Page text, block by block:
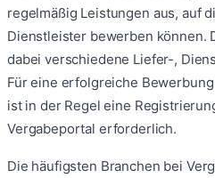
regelmäßig Leistungen aus, auf
Dienstleister bewerben können.
dabei verschiedene Liefer-,
Für eine erfolgreiche
ist in der Regel eine
Vergabeportal erforderlich.
Die häufigsten Branchen bei